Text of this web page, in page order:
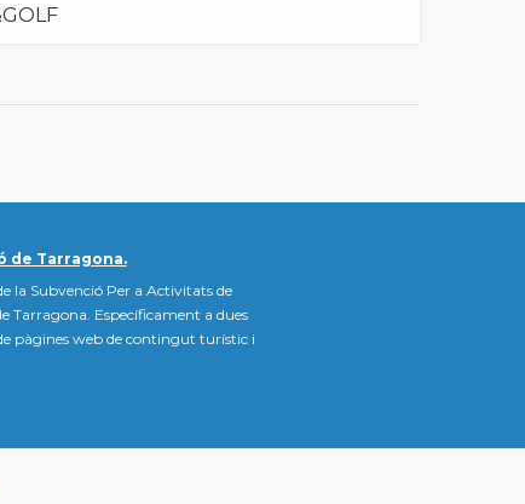
de Tarragona.
la Subvenció Per a Activitats de
Tarragona. Específicament a dues
pàgines web de contingut turístic i